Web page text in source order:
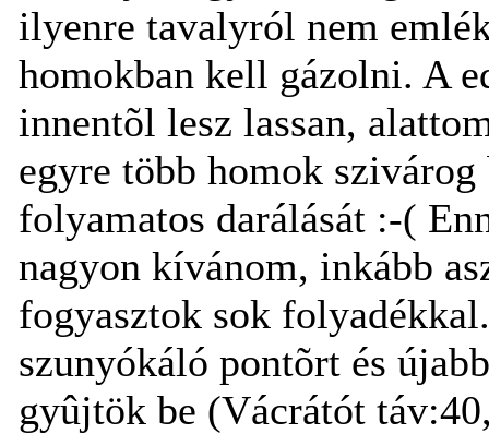
ilyenre tavalyról nem
homokban kell gázolni. A
innentõl lesz lassan,
egyre több homok
folyamatos darálását :-(
nagyon kívánom, inkább
fogyasztok sok
szunyókáló pontõrt és
gyûjtök be (Vácrátót